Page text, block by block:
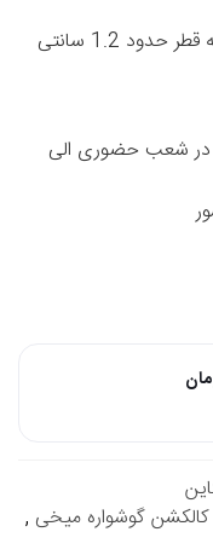
گوشواره دایره گوی البرناردو ظریف به قطر حدود 1.2 سانتی
فاکتور در شعب حضوری الی
کالکشن گوشواره میخی ,